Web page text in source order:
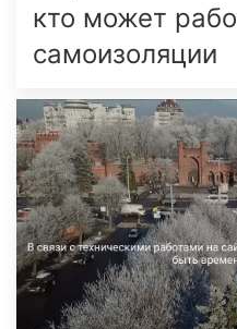
кто может
самоизоляции